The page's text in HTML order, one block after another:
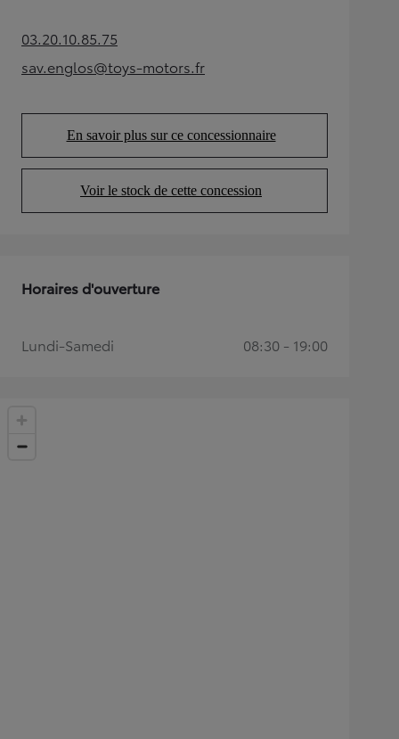
03.20.10.85.75(Opens in new tab)
sav.englos@toys-motors.fr
(Opens in new tab)
En savoir plus sur ce concessionnaire
(Opens in new tab)
Voir le stock de cette concession
(Opens in new tab)
Horaires d'ouverture
Lundi-Samedi 08:30 - 19:00